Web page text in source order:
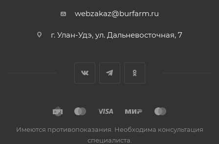
webzakaz@burfarm.ru
г. Улан-Удэ, ул. Дальневосточная, 7
Имеются противопоказания. Необходима консультация
специалиста.